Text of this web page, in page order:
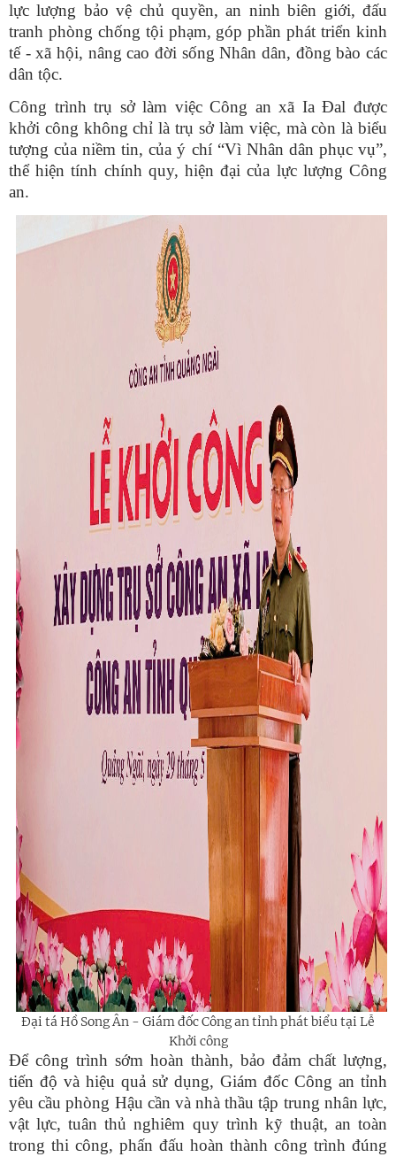
lực lượng bảo vệ chủ quyền, an ninh biên giới, đấu
tranh phòng chống tội phạm, góp phần phát triển kinh
tế - xã hội, nâng cao đời sống Nhân dân, đồng bào các
dân tộc.
Công trình trụ sở làm việc Công an xã Ia Đal được
khởi công không chỉ là trụ sở làm việc, mà còn là biểu
tượng của niềm tin, của ý chí “Vì Nhân dân phục vụ”,
thể hiện tính chính quy, hiện đại của lực lượng Công
an.
Đại tá Hồ Song Ân - Giám đốc Công an tỉnh phát biểu tại Lễ
Khởi công
Để công trình sớm hoàn thành, bảo đảm chất lượng,
tiến độ và hiệu quả sử dụng, Giám đốc Công an tỉnh
yêu cầu phòng Hậu cần và nhà thầu tập trung nhân lực,
vật lực, tuân thủ nghiêm quy trình kỹ thuật, an toàn
trong thi công, phấn đấu hoàn thành công trình đúng